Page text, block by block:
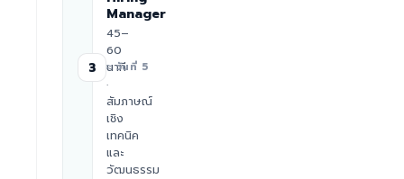
3
Manager
45–
60
นาที
·
สัมภาษณ์
เชิง
เทคนิค
และ
วัฒนธรรม
≈ วันที่ 5